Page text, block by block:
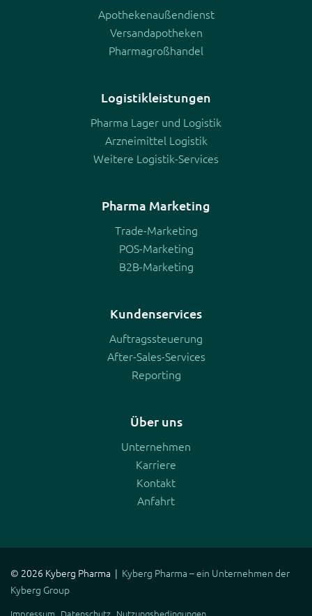
Apothekenaußendienst
Versandapotheken
Pharmagroßhandel
Logistikleistungen
Pharma Lager und Logistik
Arzneimittel Logistik
Weitere Logistik-Services
Pharma Marketing
Trade-Marketing
POS-Marketing
B2B-Marketing
Kundenservices
Auftragssteuerung
After-Sales-Services
Reporting
Über uns
Unternehmen
Karriere
Kontakt
Anfahrt
© 2026 Kyberg Pharma | Kyberg Pharma – ein Unternehmen der
Kyberg Group
Navigation
Impressum Datenschutz Nutzungsbedingungen